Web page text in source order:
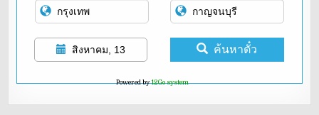
สิงหาคม, 13 ค้นหาตั๋ว
Powered by12Go system